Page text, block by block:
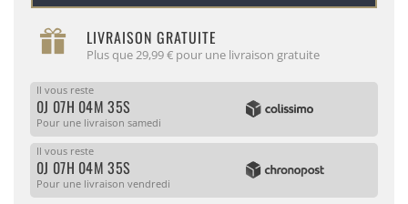
LIVRAISON GRATUITE
Plus que 29,99 € pour une livraison gratuite
Il vous reste
0J 07H 04M 34S
Pour une livraison samedi
Il vous reste
0J 07H 04M 34S
Pour une livraison vendredi